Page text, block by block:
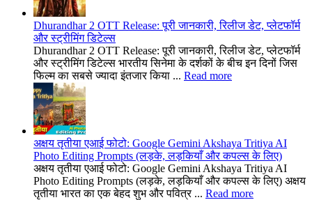
Dhurandhar 2 OTT Release: पूरी जानकारी, रिलीज डेट, प्लेटफॉर्म
और स्ट्रीमिंग डिटेल्स
Dhurandhar 2 OTT Release: पूरी जानकारी, रिलीज डेट, प्लेटफॉर्म
और स्ट्रीमिंग डिटेल्स भारतीय सिनेमा के दर्शकों के बीच इन दिनों जिस
फिल्म का सबसे ज्यादा इंतजार किया ... Read more
अक्षय तृतीया एआई फोटो: Google Gemini Akshaya Tritiya AI
Photo Editing Prompts (लड़के, लड़कियाँ और कपल्स के लिए)
अक्षय तृतीया एआई फोटो: Google Gemini Akshaya Tritiya AI
Photo Editing Prompts (लड़के, लड़कियाँ और कपल्स के लिए) अक्षय
तृतीया भारत का एक बेहद शुभ और पवित्र ... Read more